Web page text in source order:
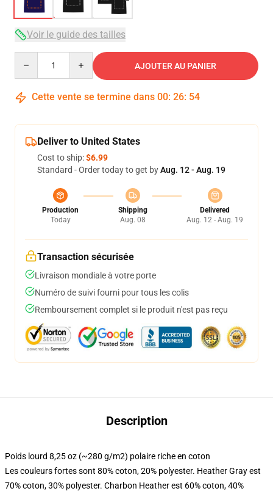
Voir le guide des tailles
AJOUTER AU PANIER
Cette vente se termine dans 00: 26: 54
Deliver to United States
Cost to ship:$6.99
Standard - Order today to get byAug. 12 - Aug. 19
Production
Today
Shipping
Aug. 08
Delivered
Aug. 12 - Aug. 19
Transaction sécurisée
Livraison mondiale à votre porte
Numéro de suivi fourni pour tous les colis
Remboursement complet si le produit n'est pas reçu
Description
Poids lourd 8,25 oz (~280 g/m2) polaire riche en coton
Les couleurs fortes sont 80% coton, 20% polyester. Heather Gray est
70% coton, 30% polyester. Charbon Heather est 60% coton, 40%